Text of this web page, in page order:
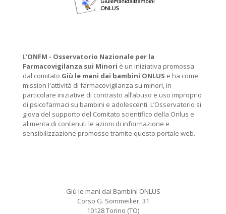
L'ONFM - Osservatorio Nazionale per la
Farmacovigilanza sui Minori è un iniziativa promossa
dal comitato Giù le mani dai bambini ONLUS e ha come
mission l'attività di farmacovigilanza su minori, in
particolare iniziative di contrasto all’abuso e uso improprio
di psicofarmaci su bambini e adolescenti. L’Osservatorio si
giova del supporto del Comitato scientifico della Onlus e
alimenta di contenuti le azioni di informazione e
sensibilizzazione promosse tramite questo portale web.
Giù le mani dai Bambini ONLUS
Corso G. Sommeilier, 31
10128 Torino (TO)